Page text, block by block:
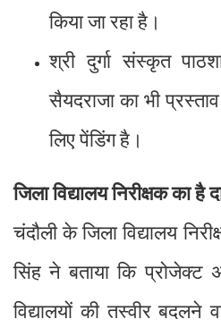
किया जा रहा है।
श्री दुर्गा संस्कृत
सैयदराजा का भी
लिए पेंडिंग है।
जिला विद्यालय निरीक्षक का है
चंदौली के जिला विद्यालय
सिंह ने बताया कि प्रोजेक्ट
विद्यालयों की तस्वीर बदलने